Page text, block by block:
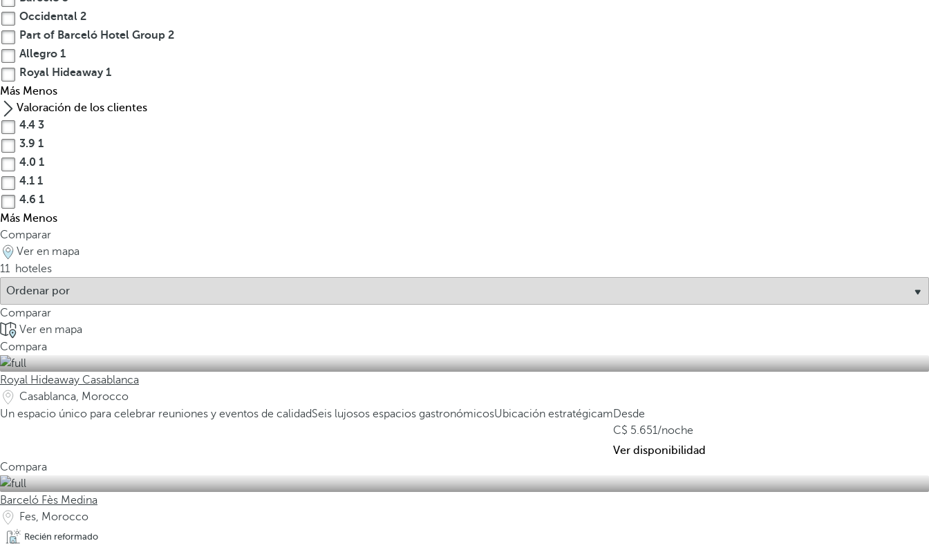
Occidental 2
Part of Barceló Hotel Group 2
Allegro 1
Royal Hideaway1
Más Menos
Valoración de los clientes
4.4 3
3.9 1
4.0 1
4.1 1
4.6 1
Más Menos
Comparar
Ver en mapa
11 hoteles
Comparar
Ver en mapa
Compara
Royal Hideaway Casablanca
Casablanca, Morocco
Un espacio único para celebrar reuniones y eventos de calidadSeis lujosos espacios gastronómicosUbicación estratégicamDesde
5.651/noche
Ver disponibilidad
Compara
Barceló Fès Medina
Fes, Morocco
Recién reformado